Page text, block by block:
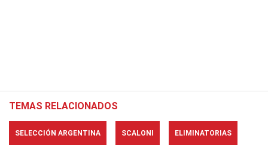
TEMAS RELACIONADOS
SELECCIÓN ARGENTINA SCALONI ELIMINATORIAS